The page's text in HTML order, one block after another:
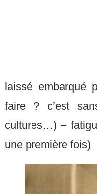
laissé embarqué
faire ? c’est
cultures…) –
une première fois)